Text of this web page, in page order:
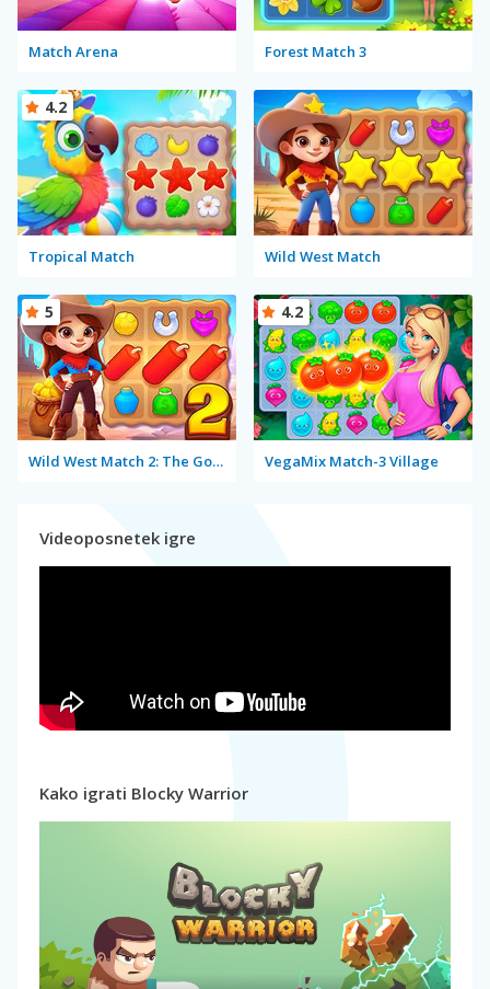
Match Arena Forest Match 3
Tropical Match
4.2
Wild West Match
Wild West Match 2: The Gold Rush
5
VegaMix Match-3 Village
4.2
Videoposnetek igre
Kako igrati Blocky Warrior